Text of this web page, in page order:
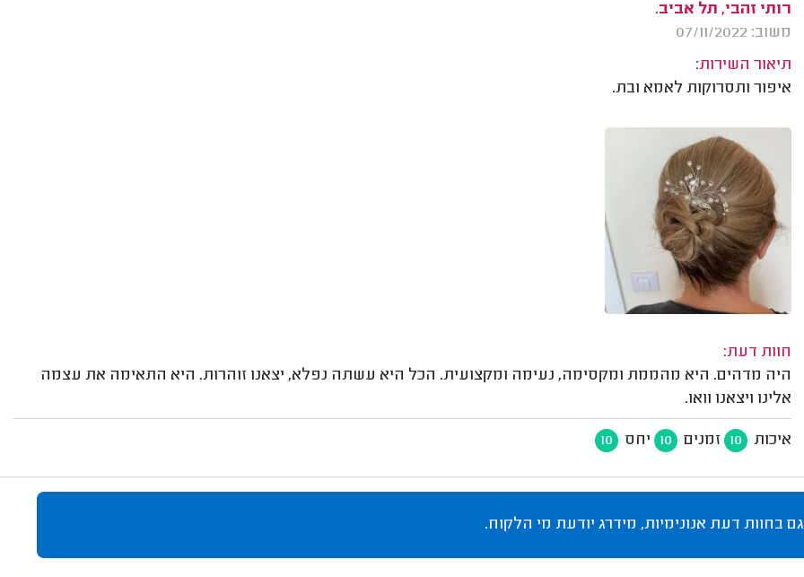
רותי זהבי, תל אביב.
משוב: 07/11/2022
תיאור השירות:
איפור ותסרוקות לאמא ובת.
חוות דעת:
היה מדהים. היא מהממת ומקסימה, נעימה ומקצועית. הכל היא עשתה נפלא, יצאנו זוהרות. היא התאימה את עצמה
אלינו ויצאנו וואו.
איכות 10 זמנים 10 יחס 10
גם בחוות דעת אנונימיות, מידרג יודעת מי הלקוח.